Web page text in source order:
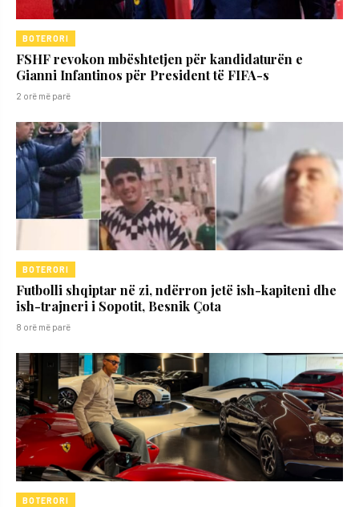
BOTERORI
FSHF revokon mbështetjen për kandidaturën e
Gianni Infantinos për President të FIFA-s
2 orë më parë
BOTERORI
Futbolli shqiptar në zi, ndërron jetë ish-kapiteni dhe
ish-trajneri i Sopotit, Besnik Çota
8 orë më parë
BOTERORI